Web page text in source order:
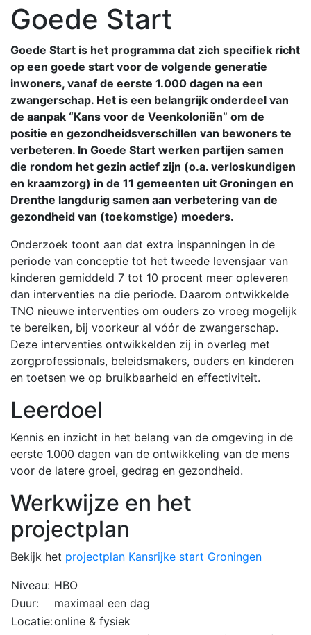
Goede Start
Goede Start is het programma dat zich specifiek richt
op een goede start voor de volgende generatie
inwoners, vanaf de eerste 1.000 dagen na een
zwangerschap. Het is een belangrijk onderdeel van
de aanpak “Kans voor de Veenkoloniën” om de
positie en gezondheidsverschillen van bewoners te
verbeteren. In Goede Start werken partijen samen
die rondom het gezin actief zijn (o.a. verloskundigen
en kraamzorg) in de 11 gemeenten uit Groningen en
Drenthe langdurig samen aan verbetering van de
gezondheid van (toekomstige) moeders.
Onderzoek toont aan dat extra inspanningen in de
periode van conceptie tot het tweede levensjaar van
kinderen gemiddeld 7 tot 10 procent meer opleveren
dan interventies na die periode. Daarom ontwikkelde
TNO nieuwe interventies om ouders zo vroeg mogelijk
te bereiken, bij voorkeur al vóór de zwangerschap.
Deze interventies ontwikkelden zij in overleg met
zorgprofessionals, beleidsmakers, ouders en kinderen
en toetsen we op bruikbaarheid en effectiviteit.
Leerdoel
Kennis en inzicht in het belang van de omgeving in de
eerste 1.000 dagen van de ontwikkeling van de mens
voor de latere groei, gedrag en gezondheid.
Werkwijze en het
projectplan
Bekijk het projectplan Kansrijke start Groningen
Niveau: HBO
Duur:
maximaal een dag
Locatie:online & fysiek